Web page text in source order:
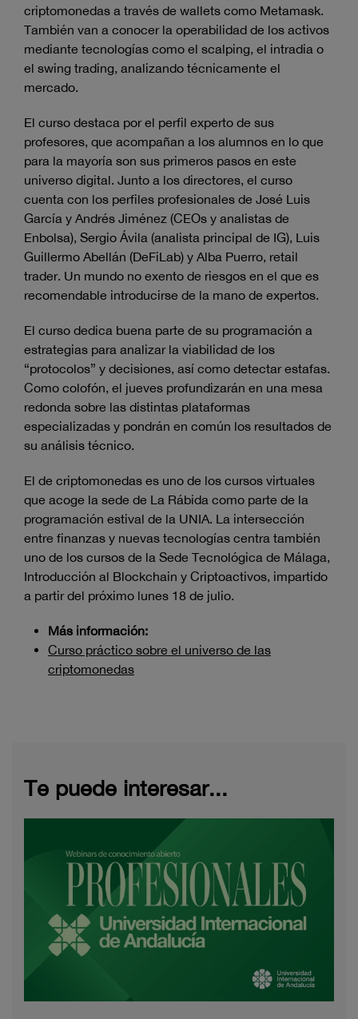
criptomonedas a través de wallets como Metamask.
También van a conocer la operabilidad de los activos
mediante tecnologías como el scalping, el intradia o
el swing trading, analizando técnicamente el
mercado.
El curso destaca por el perfil experto de sus
profesores, que acompañan a los alumnos en lo que
para la mayoría son sus primeros pasos en este
universo digital. Junto a los directores, el curso
cuenta con los perfiles profesionales de José Luis
García y Andrés Jiménez (CEOs y analistas de
Enbolsa), Sergio Ávila (analista principal de IG), Luis
Guillermo Abellán (DeFiLab) y Alba Puerro, retail
trader. Un mundo no exento de riesgos en el que es
recomendable introducirse de la mano de expertos.
El curso dedica buena parte de su programación a
estrategias para analizar la viabilidad de los
“protocolos” y decisiones, así como detectar estafas.
Como colofón, el jueves profundizarán en una mesa
redonda sobre las distintas plataformas
especializadas y pondrán en común los resultados de
su análisis técnico.
El de criptomonedas es uno de los cursos virtuales
que acoge la sede de La Rábida como parte de la
programación estival de la UNIA. La intersección
entre finanzas y nuevas tecnologías centra también
uno de los cursos de la Sede Tecnológica de Málaga,
Introducción al Blockchain y Criptoactivos, impartido
a partir del próximo lunes 18 de julio.
Más información:
Curso práctico sobre el universo de las
criptomonedas
Te puede interesar...